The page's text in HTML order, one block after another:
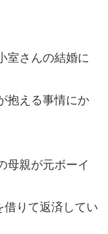
室さんの結婚に
抱える事情にか
母親が元ボーイ
借りて返済してい